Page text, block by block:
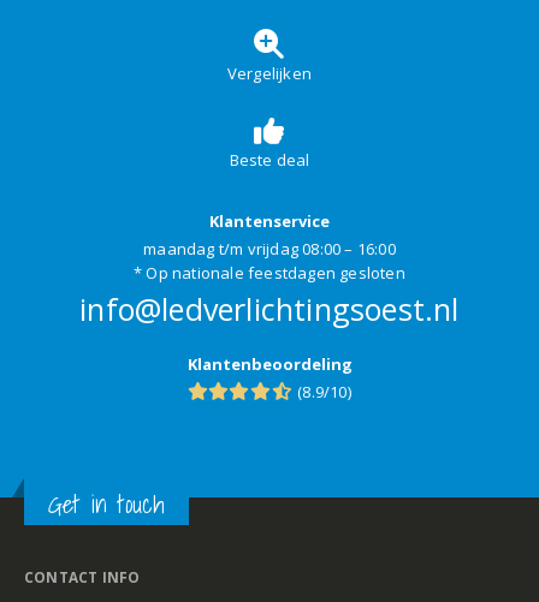
Vergelijken
Beste deal
Klantenservice
maandag t/m vrijdag 08:00 – 16:00
* Op nationale feestdagen gesloten
info@ledverlichtingsoest.nl
Klantenbeoordeling
(8.9/10)
Get in touch
CONTACT INFO